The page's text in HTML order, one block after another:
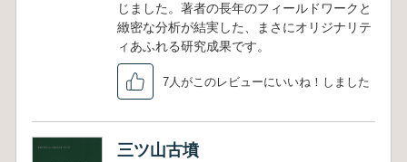
じました。著者の長年のフィールドワークと
緻密な分析が結実した、まさにオリジナリテ
ィあふれる研究成果です。
7人がこのレビューにいいね！しました
三ツ山古墳